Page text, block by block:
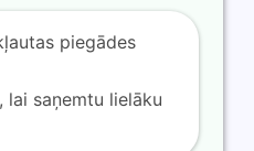
piegādes
lai saņemtu lielāku